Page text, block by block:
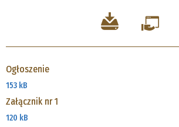
Ogłoszenie
153 kB
Załącznik nr 1
120 kB